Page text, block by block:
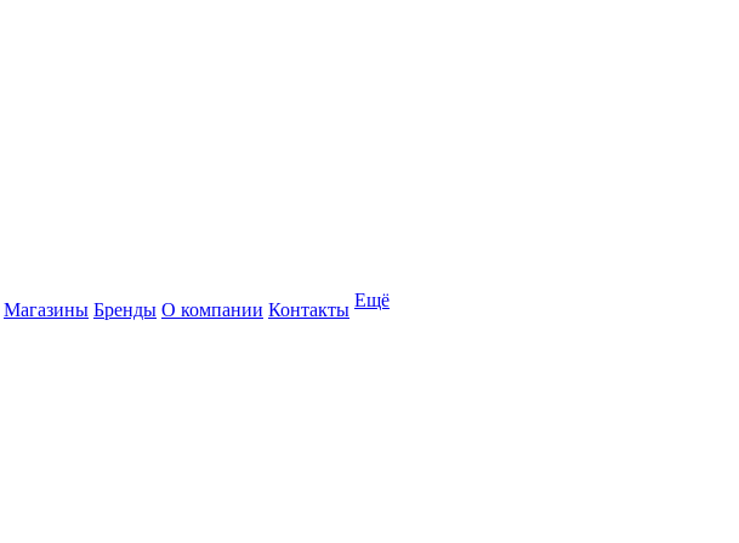
Магазины Бренды О компании Контакты Ещё